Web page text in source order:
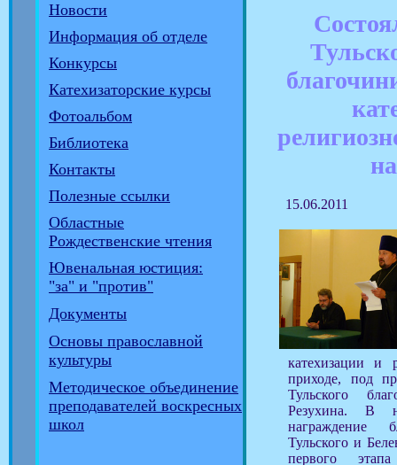
Новости
Информация об отделе
Конкурсы
Катехизаторские курсы
Фотоальбом
Библиотека
Контакты
Полезные ссылки
Областные
Рождественские чтения
Ювенальная юстиция:
"за" и "против"
Документы
Основы православной
культуры
Методическое объединение
преподавателей воскресных
школ
15.06.2011
катехизации и
приходе, под
Тульского
Резухина. В
награждение
Тульского и
первого